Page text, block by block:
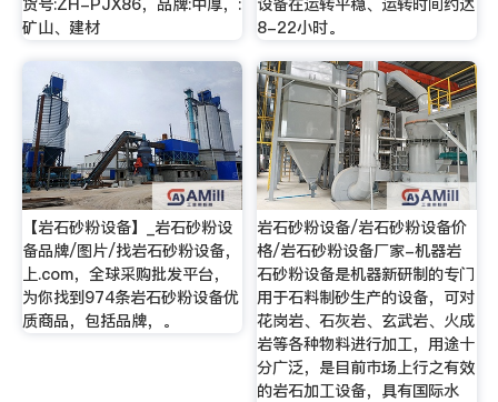
矿山、建材
8-22小时。
【岩石砂粉设备】_岩石砂粉设
备品牌/图片/找岩石砂粉设备，
上.com，全球采购批发平台，
为你找到974条岩石砂粉设备优
质商品，包括品牌，。
岩石砂粉设备/岩石砂粉设备价
格/岩石砂粉设备厂家-机器岩
石砂粉设备是机器新研制的专门
用于石料制砂生产的设备，可对
花岗岩、石灰岩、玄武岩、火成
岩等各种物料进行加工，用途十
分广泛，是目前市场上行之有效
的岩石加工设备，具有国际水